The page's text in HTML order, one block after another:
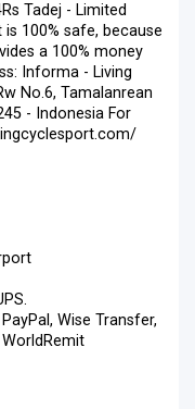
Tadej - Limited
100% safe, because
a 100% money
Informa - Living
No.6, Tamalanrean
- Indonesia For
Wise Transfer,